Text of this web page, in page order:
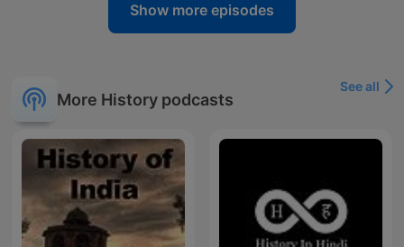
Show more episodes
More History podcasts
See all